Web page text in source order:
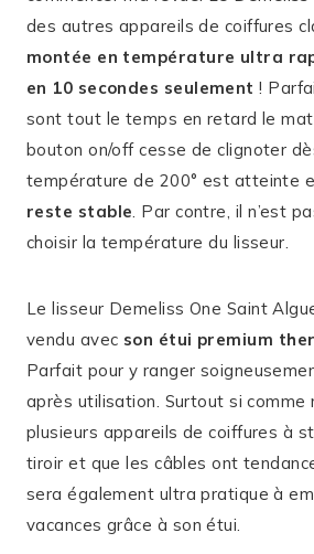
des autres appareils de coiffures
montée en température ultra
en 10 secondes seulement !
sont tout le temps en retard le
bouton on/off cesse de clignoter
température de 200° est atteinte
reste stable . Par contre, il n’est
choisir la température du lisseur.
Le lisseur Demeliss One Saint
vendu avec son étui premium
Parfait pour y ranger
après utilisation. Surtout si comme
plusieurs appareils de coiffures à
tiroir et que les câbles ont
sera également ultra pratique à
vacances grâce à son étui.